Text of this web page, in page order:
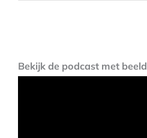
Bekijk de podcast met beeld